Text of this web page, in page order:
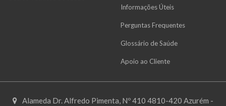
Informações Úteis
Perguntas Frequentes
Glossário de Saúde
Apoio ao Cliente
Alameda Dr. Alfredo Pimenta, Nº 410 4810-420 Azurém -